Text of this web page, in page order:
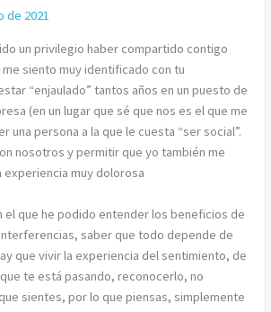
de 2021
un privilegio haber compartido contigo
siento muy identificado con tu
“enjaulado” tantos años en un puesto de
(en un lugar que sé que nos es el que me
una persona a la que le cuesta “ser social”.
nosotros y permitir que yo también me
experiencia muy dolorosa
el que he podido entender los beneficios de
saber que todo depende de
que vivir la experiencia del sentimiento, de
te está pasando, reconocerlo, no
sientes, por lo que piensas, simplemente